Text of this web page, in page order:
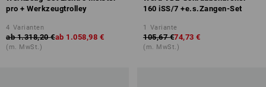
pro + Werkzeugtrolley
4 Varianten
ab 1.318,20 €ab 1.058,98 €
(m. MwSt.)
160 iSS/7 +e.s.Zangen-Set
1 Variante
105,67 €74,73 €
(m. MwSt.)